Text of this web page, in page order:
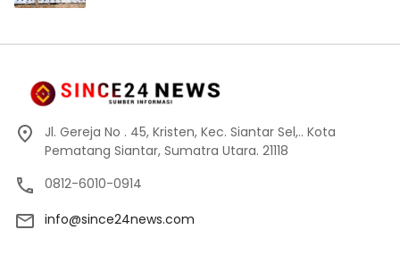
Jl. Gereja No . 45, Kristen, Kec. Siantar Sel,.. Kota
Pematang Siantar, Sumatra Utara. 21118
0812-6010-0914
info@since24news.com